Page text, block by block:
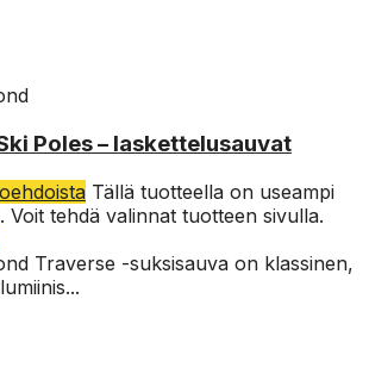
Poles – laskettelusauvat
Tällä tuotteella on useampi
Voit tehdä valinnat tuotteen sivulla.
Traverse -suksisauva on klassinen,